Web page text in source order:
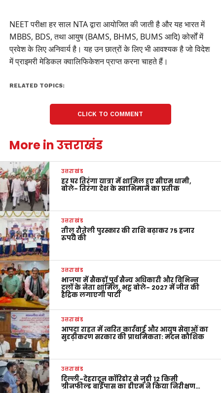
NEET परीक्षा हर साल NTA द्वारा आयोजित की जाती है और यह भारत में
MBBS, BDS, तथा आयुष (BAMS, BHMS, BUMS आदि) कोर्सों में
प्रवेश के लिए अनिवार्य है। यह उन छात्रों के लिए भी आवश्यक है जो विदेश
में प्राइमरी मेडिकल क्वालिफिकेशन प्राप्त करना चाहते हैं।
RELATED TOPICS:
CLICK TO COMMENT
More in उत्तराखंड
उत्तराखंड
हर घर तिरंगा यात्रा में शामिल हुए सीएम धामी,
बोले- तिरंगा देश के स्वाभिमान का प्रतीक
उत्तराखंड
तीलू रौतेली पुरस्कार की राशि बढ़ाकर 75 हजार
रुपये की
उत्तराखंड
भाजपा में सैकड़ों पूर्व सैन्य अधिकारी और विभिन्न
दलों के नेता शामिल, भट्ट बोले- 2027 में जीत की
हैट्रिक लगाएगी पार्टी
उत्तराखंड
आपदा राहत में त्वरित कार्रवाई और आयुष सेवाओं का
सुदृढ़ीकरण सरकार की प्राथमिकता: मदन कौशिक
उत्तराखंड
दिल्ली-देहरादून कॉरिडोर से जुड़ी 12 किमी
ग्रीनफील्ड बाईपास का डीएम ने किया निरीक्षण…